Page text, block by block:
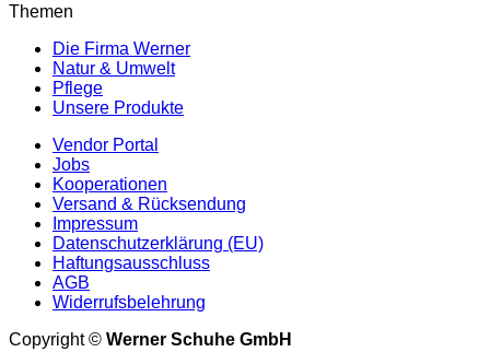
Themen
Die Firma Werner
Natur & Umwelt
Pflege
Unsere Produkte
Vendor Portal
Jobs
Kooperationen
Versand & Rücksendung
Impressum
Datenschutzerklärung (EU)
Haftungsausschluss
AGB
Widerrufsbelehrung
Copyright © Werner Schuhe GmbH